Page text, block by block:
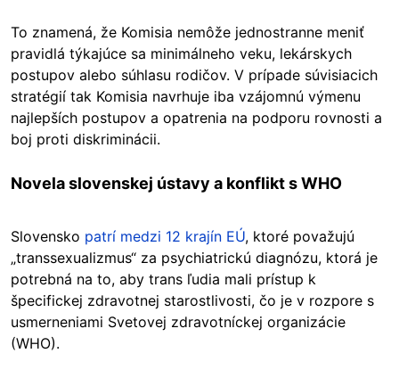
To znamená, že Komisia nemôže jednostranne meniť
pravidlá týkajúce sa minimálneho veku, lekárskych
postupov alebo súhlasu rodičov. V prípade súvisiacich
stratégií tak Komisia navrhuje iba vzájomnú výmenu
najlepších postupov a opatrenia na podporu rovnosti a
boj proti diskriminácii.
Novela slovenskej ústavy a konflikt s WHO
Slovensko patrí medzi 12 krajín EÚ, ktoré považujú
„transsexualizmus“ za psychiatrickú diagnózu, ktorá je
potrebná na to, aby trans ľudia mali prístup k
špecifickej zdravotnej starostlivosti, čo je v rozpore s
usmerneniami Svetovej zdravotníckej organizácie
(WHO).